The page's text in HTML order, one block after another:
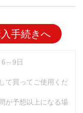
手続きへ
～9日
て買ってご使用くだ
が予想以上になる場